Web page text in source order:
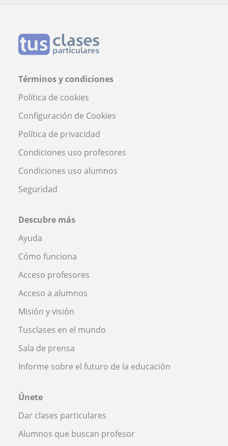
Términos y condiciones
Política de cookies
Configuración de Cookies
Política de privacidad
Condiciones uso profesores
Condiciones uso alumnos
Seguridad
Descubre más
Ayuda
Cómo funciona
Acceso profesores
Acceso a alumnos
Misión y visión
Tusclases en el mundo
Sala de prensa
Informe sobre el futuro de la educación
Únete
Dar clases particulares
Alumnos que buscan profesor